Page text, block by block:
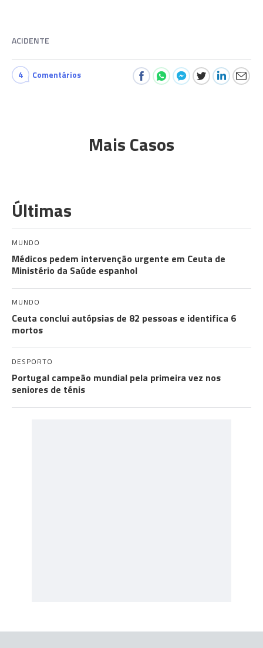
ACIDENTE
4 Comentários
Mais Casos
Últimas
MUNDO
Médicos pedem intervenção urgente em Ceuta de
Ministério da Saúde espanhol
MUNDO
Ceuta conclui autópsias de 82 pessoas e identifica 6
mortos
DESPORTO
Portugal campeão mundial pela primeira vez nos
seniores de ténis